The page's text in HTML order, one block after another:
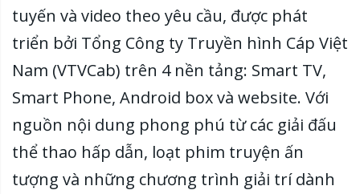
tuyến và video theo yêu cầu, được phát
triển bởi Tổng Công ty Truyền hình Cáp Việt
Nam (VTVCab) trên 4 nền tảng: Smart TV,
Smart Phone, Android box và website. Với
nguồn nội dung phong phú từ các giải đấu
thể thao hấp dẫn, loạt phim truyện ấn
tượng và những chương trình giải trí dành